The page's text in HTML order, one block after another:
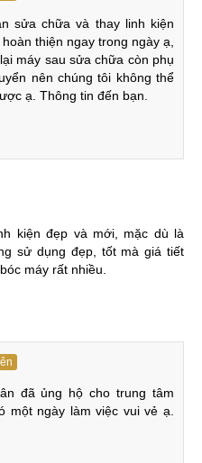
hạn
độ bảo hành lâu dài và có
Samsung A5 2017 tại
xuyên tổ chức các chương
tri ân khách hàng như: tặng
luôn sẵn sàng hỗ trợ
Samsung Galaxy A5
và lắng nghe các ý kiến,
sửa chữa và thay linh kiện
thiện ngay trong ngày ạ,
máy sau sửa chữa còn phụ
nên chúng tôi không thể
ạ. Thông tin đến bạn.
kiện đẹp và mới, mặc dù là
sử dụng đẹp, tốt mà giá tiết
máy rất nhiều.
đã ủng hộ cho trung tâm
một ngày làm việc vui vẻ ạ.